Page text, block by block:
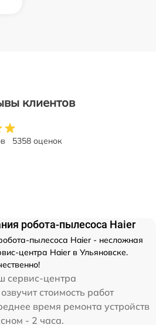
клиентов
5358 оценок
робота-пылесоса Haier
пылесоса Haier - несложная
центра Haier в Ульяновске.
сервис-центра
стоимость работ
время ремонта устройств
- 2 часа.